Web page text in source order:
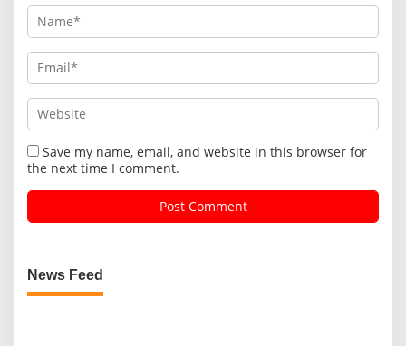
Save my name, email, and website in this browser for
the next time I comment.
News Feed